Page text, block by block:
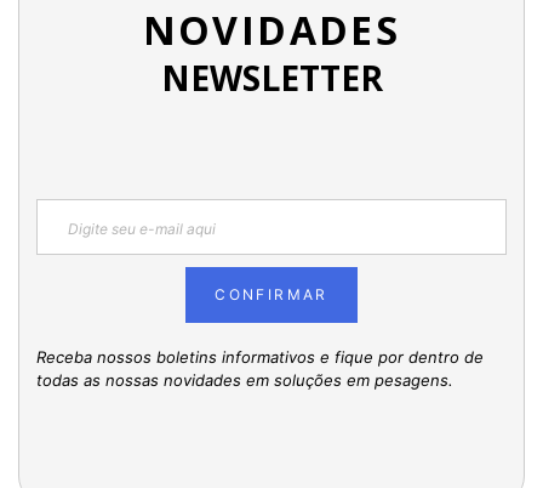
NOVIDADES
NEWSLETTER
CONFIRMAR
Receba nossos boletins informativos e fique por dentro de
todas as nossas novidades em soluções em pesagens.